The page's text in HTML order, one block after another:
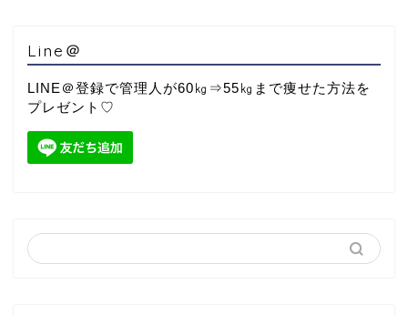
Line＠
LINE＠登録で管理人が60㎏⇒55㎏まで痩せた方法を
プレゼント♡